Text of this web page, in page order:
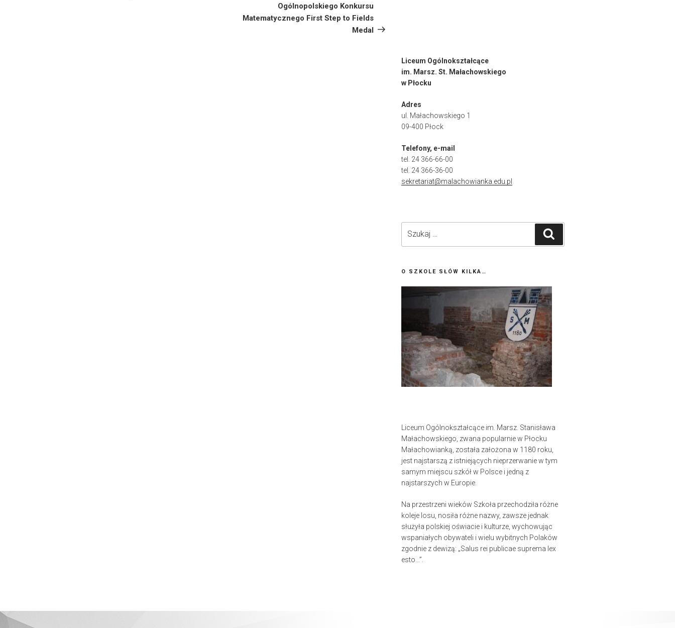
Ogólnopolskiego Konkursu
Matematycznego First Step to Fields
Medal
Liceum Ogólnokształcące
im. Marsz. St. Małachowskiego
w Płocku
Adres
ul. Małachowskiego 1
09-400 Płock
Telefony, e-mail
tel. 24 366-66-00
tel. 24 366-36-00
sekretariat@malachowianka.edu.pl
O SZKOLE SŁÓW KILKA…
Liceum Ogólnokształcące im. Marsz. Stanisława
Małachowskiego, zwana popularnie w Płocku
Małachowianką, została założona w 1180 roku,
jest najstarszą z istniejących nieprzerwanie w tym
samym miejscu szkół w Polsce i jedną z
najstarszych w Europie.
Na przestrzeni wieków Szkoła przechodziła różne
koleje losu, nosiła różne nazwy, zawsze jednak
służyła polskiej oświacie i kulturze, wychowując
wspaniałych obywateli i wielu wybitnych Polaków
zgodnie z dewizą: „Salus rei publicae suprema lex
esto…”.